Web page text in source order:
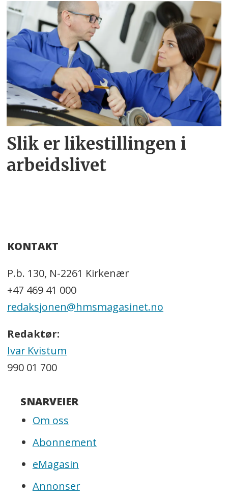
Slik er likestillingen i
arbeidslivet
KONTAKT
P.b. 130, N-2261 Kirkenær
+47 469 41 000
redaksjonen@hmsmagasinet.no
Redaktør:
Ivar Kvistum
990 01 700
SNARVEIER
Om oss
Abonnement
eMagasin
Annonser